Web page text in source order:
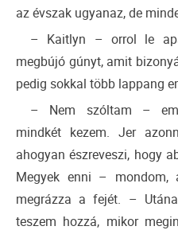
az évszak ugyanaz, de
– Kaitlyn – orrol le
megbújó gúnyt, amit
pedig sokkal több lappang
– Nem szóltam –
mindkét kezem. Jer
ahogyan észreveszi, hogy
Megyek enni – mondom,
megrázza a fejét. –
teszem hozzá, mikor